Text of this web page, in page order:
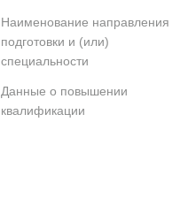
Наименование направления
подготовки и (или)
специальности
Данные о повышении
квалификации